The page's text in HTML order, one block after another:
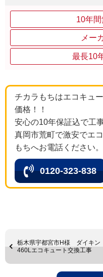
10年
メー
最長10
チカラもちはエコキュ
価格！！
安心の10年保証込で工
真岡市荒町で激安でエ
もちへお電話ください。
0120-323-838
栃木県宇都宮市H様 ダイキン
460Lエコキュート交換工事